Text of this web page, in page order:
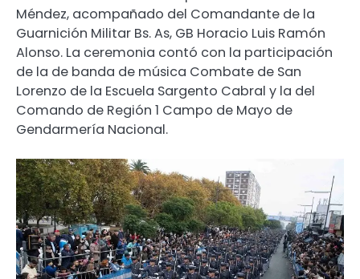
Méndez, acompañado del Comandante de la
Guarnición Militar Bs. As, GB Horacio Luis Ramón
Alonso. La ceremonia contó con la participación
de la de banda de música Combate de San
Lorenzo de la Escuela Sargento Cabral y la del
Comando de Región 1 Campo de Mayo de
Gendarmería Nacional.